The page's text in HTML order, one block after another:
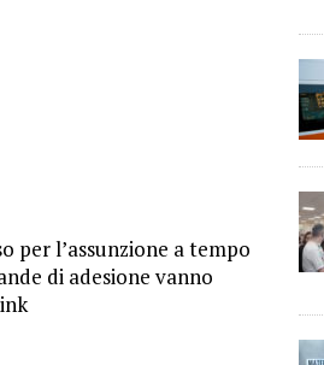
per l’assunzione a tempo
di adesione vanno